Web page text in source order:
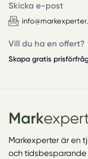
Skicka e-post
Vill du ha en offert?
Skapa gratis
Markexperter är en
och tidsbesparande